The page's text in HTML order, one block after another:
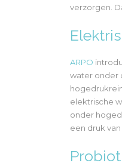
verzorgen.
ARPO
water onder
elektrische
onder
een druk van